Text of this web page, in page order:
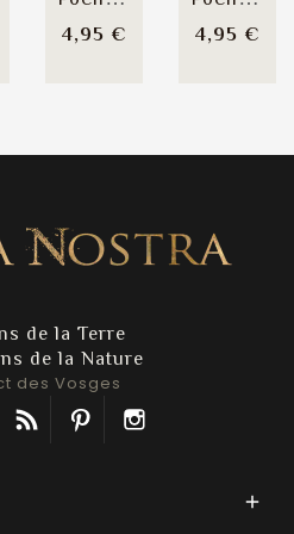
4,95 € 4,95 €
de la Terre
de la Nature
des Vosges
Twitter Rss Pinterest
